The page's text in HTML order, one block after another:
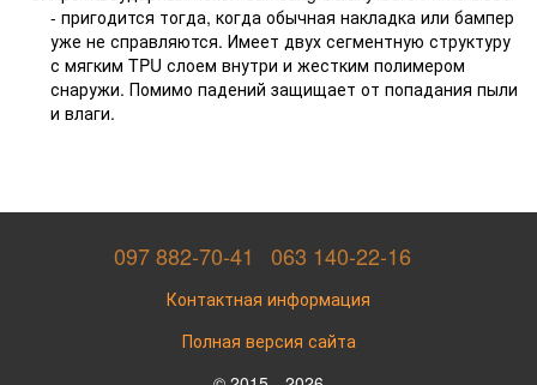
- пригодится тогда, когда обычная накладка или бампер
уже не справляются. Имеет двух сегментную структуру
с мягким TPU слоем внутри и жестким полимером
снаружи. Помимо падений защищает от попадания пыли
и влаги.
097 882-70-41 063 140-22-16
Контактная информация
Полная версия сайта